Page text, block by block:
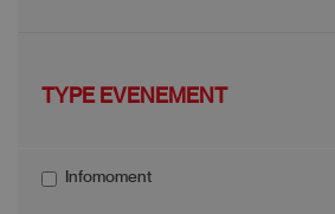
TYPE EVENEMENT
Infomoment